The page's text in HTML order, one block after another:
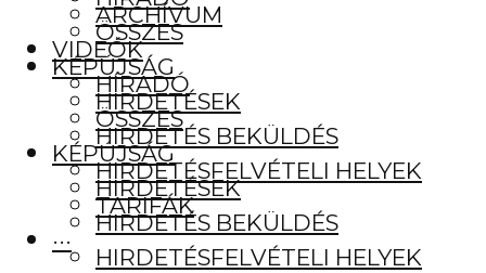
ÖSSZES
KÉPÚJSÁG
HIRDETÉSEK
HIRDETÉS BEKÜLDÉS
HIRDETÉSFELVÉTELI HELYEK
TARIFÁK
···
ARCHÍVUM
VIDEÓK
HÍRADÓ
ÖSSZES
KÉPÚJSÁG
HIRDETÉSEK
HIRDETÉS BEKÜLDÉS
HIRDETÉSFELVÉTELI HELYEK